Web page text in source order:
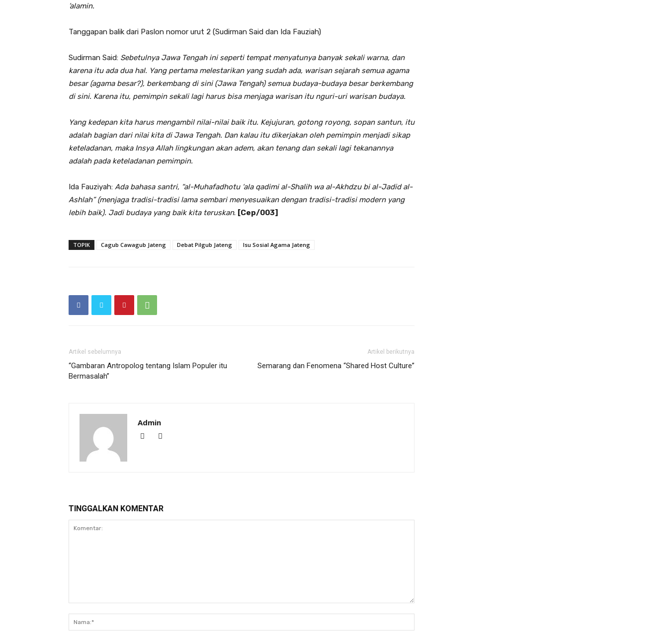
’alamin.
Tanggapan balik dari Paslon nomor urut 2 (Sudirman Said dan Ida Fauziah)
Sudirman Said: Sebetulnya Jawa Tengah ini seperti tempat menyatunya banyak sekali warna, dan
karena itu ada dua hal. Yang pertama melestarikan yang sudah ada, warisan sejarah semua agama
besar (agama besar?), berkembang di sini (Jawa Tengah) semua budaya-budaya besar berkembang
di sini. Karena itu, pemimpin sekali lagi harus bisa menjaga warisan itu nguri-uri warisan budaya.
Yang kedepan kita harus mengambil nilai-nilai baik itu. Kejujuran, gotong royong, sopan santun, itu
adalah bagian dari nilai kita di Jawa Tengah. Dan kalau itu dikerjakan oleh pemimpin menjadi sikap
keteladanan, maka Insya Allah lingkungan akan adem, akan tenang dan sekali lagi tekanannya
adalah pada keteladanan pemimpin.
Ida Fauziyah: Ada bahasa santri, “al-Muhafadhotu ‘ala qadimi al-Shalih wa al-Akhdzu bi al-Jadid al-
Ashlah” (menjaga tradisi-tradisi lama sembari menyesuaikan dengan tradisi-tradisi modern yang
lebih baik). Jadi budaya yang baik kita teruskan. [Cep/003]
TOPIK Cagub Cawagub Jateng Debat Pilgub Jateng Isu Sosial Agama Jateng
Artikel sebelumnya
“Gambaran Antropolog tentang Islam Populer itu
Bermasalah”
Artikel berikutnya
Semarang dan Fenomena “Shared Host Culture”
Admin
TINGGALKAN KOMENTAR